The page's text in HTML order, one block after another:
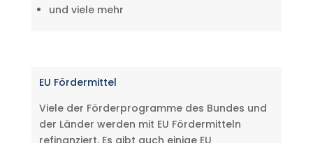
und viele mehr
EU Fördermittel
Viele der Förderprogramme des Bundes und
der Länder werden mit EU Fördermitteln